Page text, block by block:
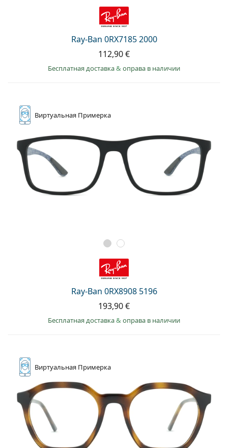
Ray-Ban 0RX7185 2000
112,90 €
Бесплатная доставка& оправа в наличии
Виртуальная Примерка
Ray-Ban 0RX8908 5196
193,90 €
Бесплатная доставка& оправа в наличии
Виртуальная Примерка